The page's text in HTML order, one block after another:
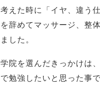
考えた時に「イヤ、違う
を辞めてマッサージ、整
ました。
学院を選んだきっかけは
で勉強したいと思った事で